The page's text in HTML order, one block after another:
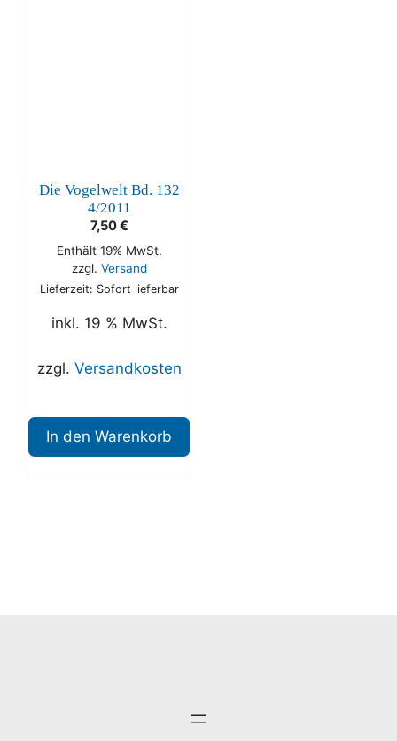
Die Vogelwelt Bd. 132
4/2011
7,50€
Enthält 19% MwSt.
zzgl. Versand
Lieferzeit: Sofort lieferbar
inkl. 19 % MwSt.
zzgl. Versandkosten
In den Warenkorb